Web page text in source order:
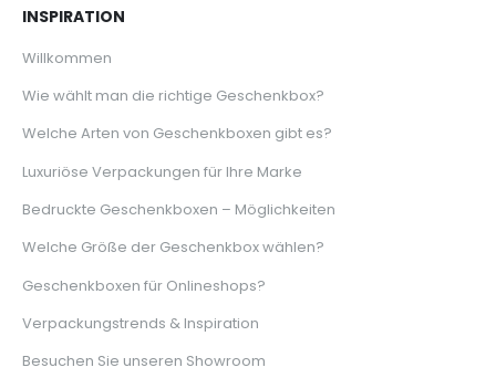
INSPIRATION
Willkommen
Wie wählt man die richtige Geschenkbox?
Welche Arten von Geschenkboxen gibt es?
Luxuriöse Verpackungen für Ihre Marke
Bedruckte Geschenkboxen – Möglichkeiten
Welche Größe der Geschenkbox wählen?
Geschenkboxen für Onlineshops?
Verpackungstrends & Inspiration
Besuchen Sie unseren Showroom